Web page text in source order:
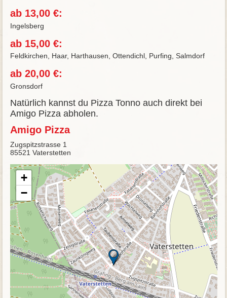
ab 13,00 €:
Ingelsberg
ab 15,00 €:
Feldkirchen, Haar, Harthausen, Ottendichl, Purfing, Salmdorf
ab 20,00 €:
Gronsdorf
Natürlich kannst du Pizza Tonno auch direkt bei
Amigo Pizza abholen.
Amigo Pizza
Zugspitzstrasse 1
85521 Vaterstetten
+
−